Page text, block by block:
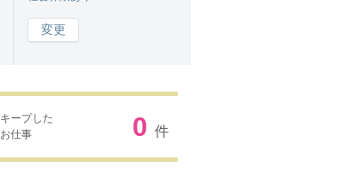
変更
キープした
お仕事
0 件